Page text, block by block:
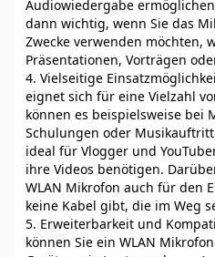
Audiowiedergabe
dann wichtig, wenn Sie das
Zwecke verwenden möchten,
Präsentationen, Vorträgen
4. Vielseitige
eignet sich für eine Vielzahl
können es beispielsweise bei
Schulungen oder
ideal für Vlogger und
ihre Videos benötigen.
WLAN Mikrofon auch für den
keine Kabel gibt, die im Weg
5. Erweiterbarkeit und
können Sie ein WLAN